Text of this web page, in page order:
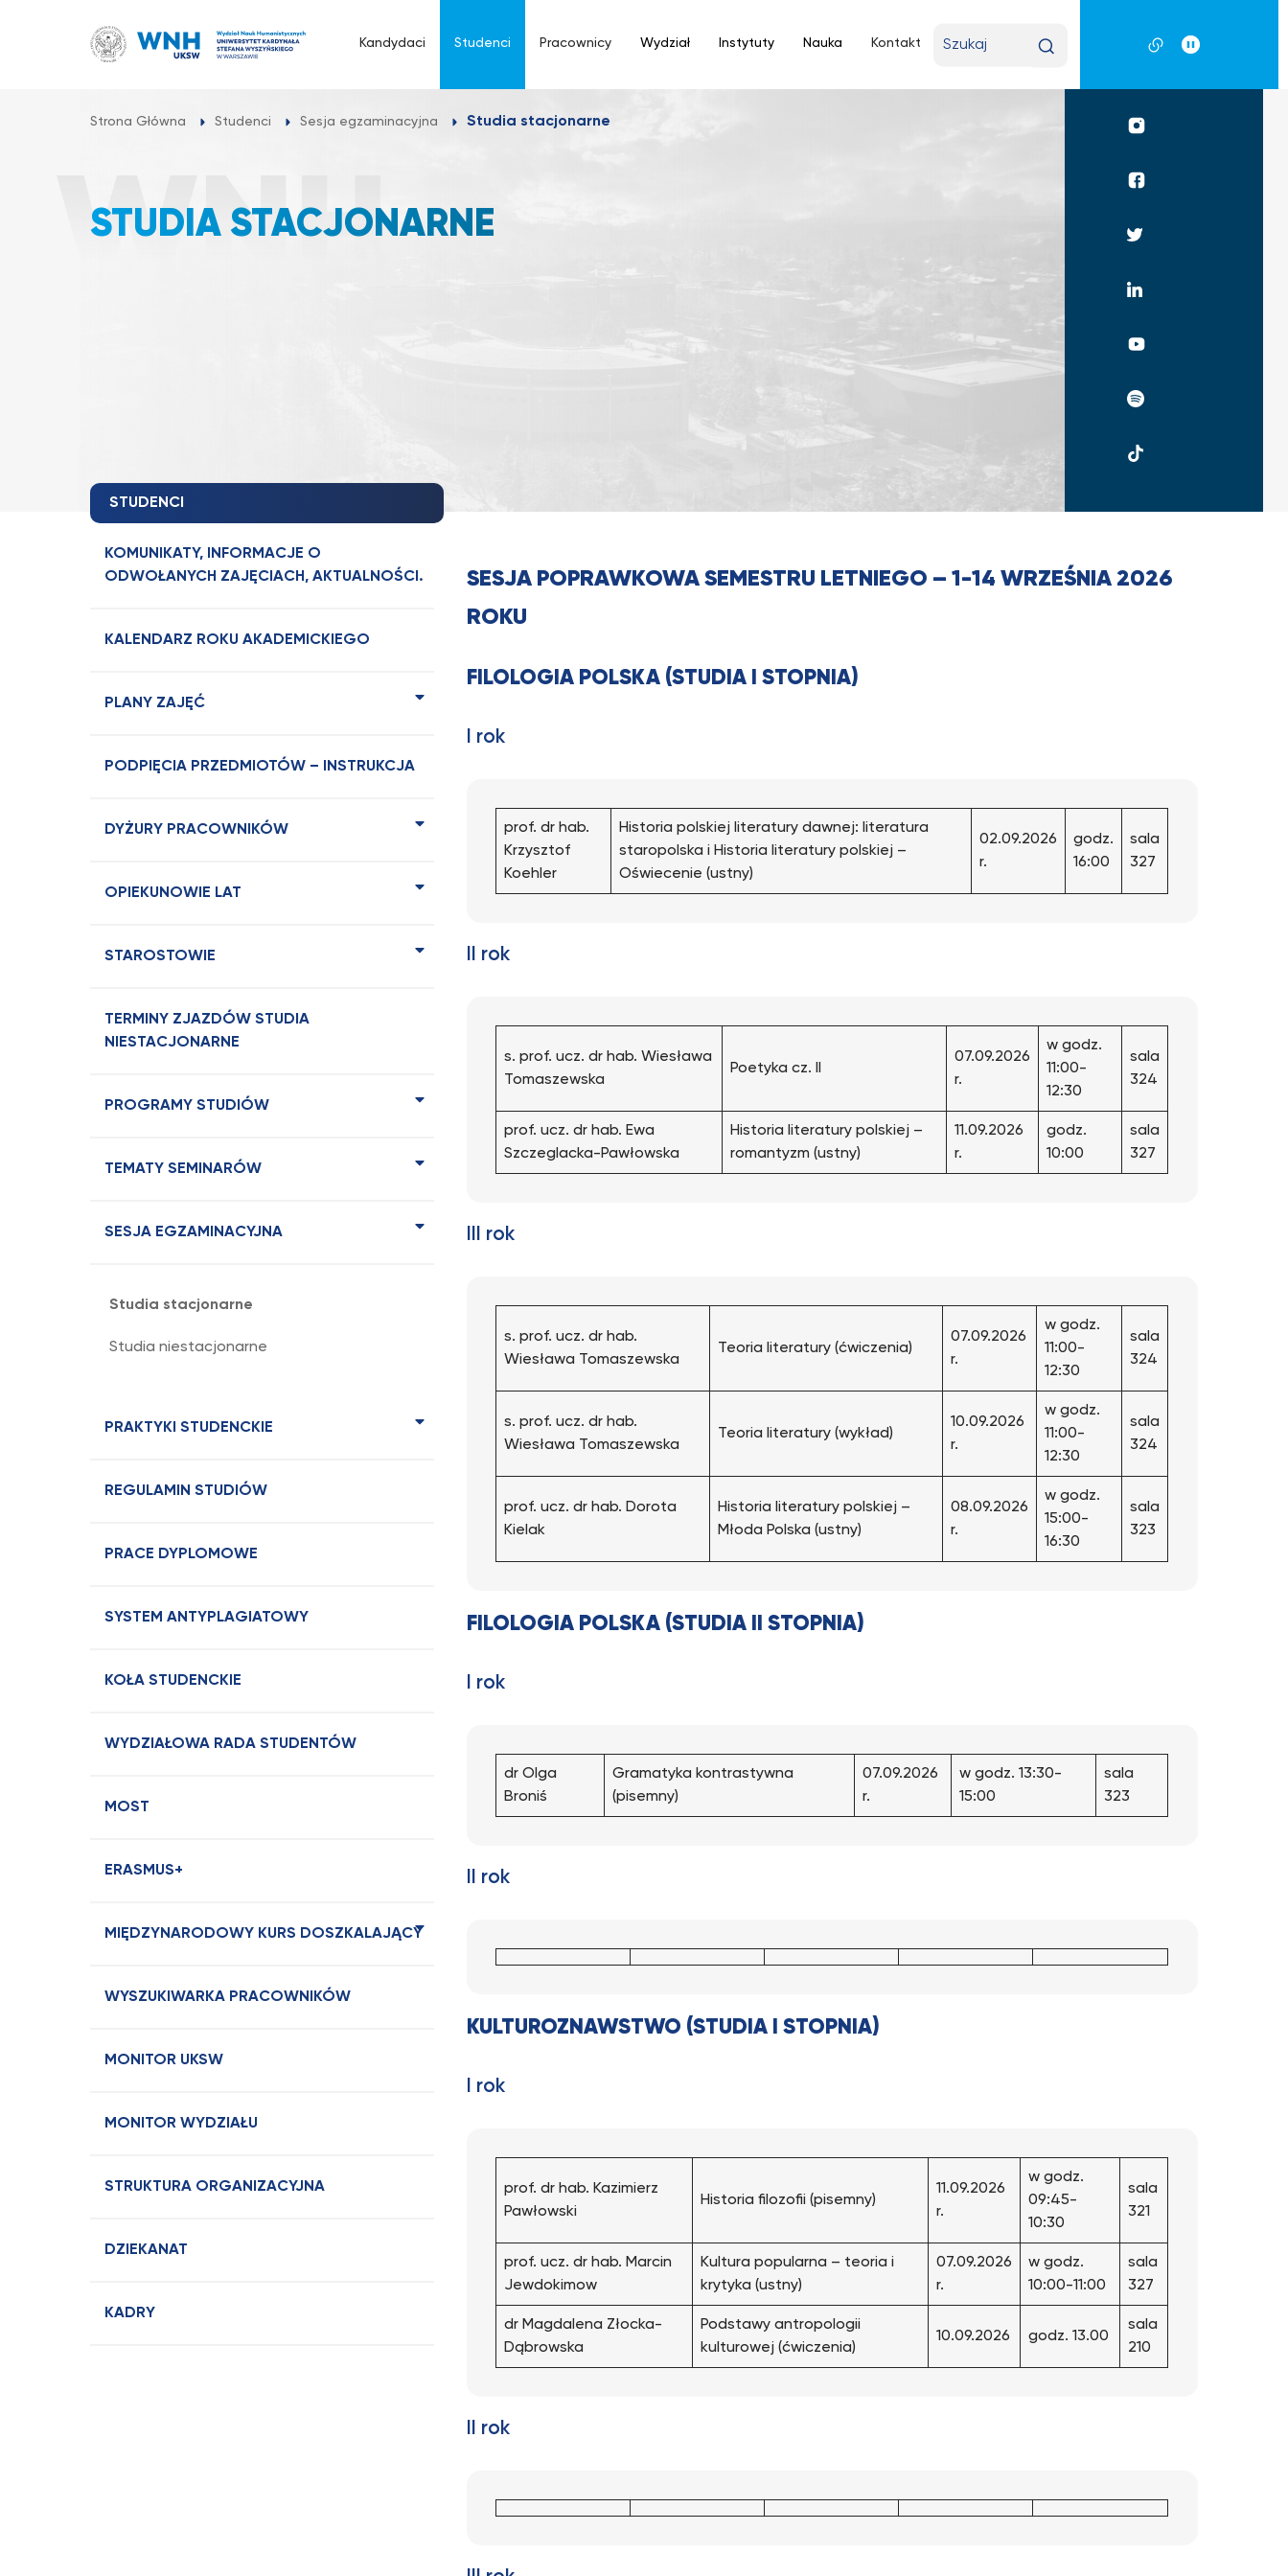
Kandydaci Studenci Pracownicy Wydział Instytuty Nauka Kontakt
wyszukiwaną
Strona Główna Studenci Sesja egzaminacyjna Studia stacjonarne
STUDIA STACJONARNE
Profil
Profil
Profil
Profil
Linkedin
UKSW
UKSW
UKSW
STUDENCI
KOMUNIKATY, INFORMACJE O
ODWOŁANYCH ZAJĘCIACH, AKTUALNOŚCI.
KALENDARZ ROKU AKADEMICKIEGO
PLANY ZAJĘĆ
PODPIĘCIA PRZEDMIOTÓW – INSTRUKCJA
DYŻURY PRACOWNIKÓW
OPIEKUNOWIE LAT
STAROSTOWIE
TERMINY ZJAZDÓW STUDIA
NIESTACJONARNE
PROGRAMY STUDIÓW
TEMATY SEMINARÓW
SESJA EGZAMINACYJNA
Studia stacjonarne
Studia niestacjonarne
PRAKTYKI STUDENCKIE
REGULAMIN STUDIÓW
PRACE DYPLOMOWE
SYSTEM ANTYPLAGIATOWY
KOŁA STUDENCKIE
WYDZIAŁOWA RADA STUDENTÓW
MOST
ERASMUS+
MIĘDZYNARODOWY KURS DOSZKALAJĄCY
WYSZUKIWARKA PRACOWNIKÓW
MONITOR UKSW
MONITOR WYDZIAŁU
STRUKTURA ORGANIZACYJNA
DZIEKANAT
KADRY
SESJA POPRAWKOWA SEMESTRU LETNIEGO – 1-14 WRZEŚNIA 2026
ROKU
FILOLOGIA POLSKA (STUDIA I STOPNIA)
I rok
prof. dr hab.
Krzysztof
Koehler
Historia polskiej literatury dawnej: literatura
staropolska i Historia literatury polskiej –
Oświecenie (ustny)
02.09.2026
r.
godz.
16:00
sala
327
II rok
s. prof. ucz. dr hab. Wiesława
Tomaszewska
Poetyka cz. II
07.09.2026
r.
w godz.
11:00-
12:30
sala
324
prof. ucz. dr hab. Ewa
Szczeglacka-Pawłowska
Historia literatury polskiej –
romantyzm (ustny)
11.09.2026
r.
godz.
10:00
sala
327
III rok
s. prof. ucz. dr hab.
Wiesława Tomaszewska
Teoria literatury (ćwiczenia)
07.09.2026
r.
w godz.
11:00-
12:30
sala
324
s. prof. ucz. dr hab.
Wiesława Tomaszewska
Teoria literatury (wykład)
10.09.2026
r.
w godz.
11:00-
12:30
sala
324
prof. ucz. dr hab. Dorota
Kielak
Historia literatury polskiej –
Młoda Polska (ustny)
08.09.2026
r.
w godz.
15:00-
16:30
sala
323
FILOLOGIA POLSKA (STUDIA II STOPNIA)
I rok
dr Olga
Broniś
Gramatyka kontrastywna
(pisemny)
07.09.2026
r.
w godz. 13:30-
15:00
sala
323
II rok
KULTUROZNAWSTWO (STUDIA I STOPNIA)
I rok
prof. dr hab. Kazimierz
Pawłowski
Historia filozofii (pisemny)
11.09.2026
r.
w godz.
09:45-
10:30
sala
321
prof. ucz. dr hab. Marcin
Jewdokimow
Kultura popularna – teoria i
krytyka (ustny)
07.09.2026
r.
w godz.
10:00-11:00
sala
327
dr Magdalena Złocka-
Dąbrowska
Podstawy antropologii
kulturowej (ćwiczenia)
10.09.2026 godz. 13.00
sala
210
II rok